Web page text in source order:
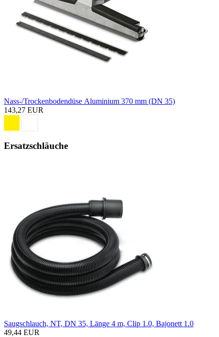
Nass-/Trockenbodendüse Aluminium 370 mm (DN 35)
143,27 EUR
Ersatzschläuche
Saugschlauch, NT, DN 35, Länge 4 m, Clip 1.0, Bajonett 1.0
49,44 EUR